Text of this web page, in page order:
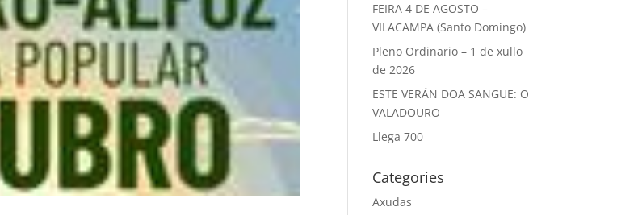
FEIRA 4 DE AGOSTO –
VILACAMPA (Santo Domingo)
Pleno Ordinario – 1 de xullo
de 2026
ESTE VERÁN DOA SANGUE: O
VALADOURO
Llega 700
Categories
Axudas